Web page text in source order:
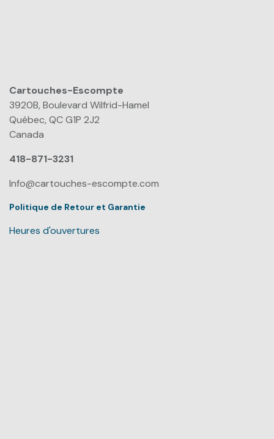
Cartouches-Escompte
3920B, Boulevard Wilfrid-Hamel
Québec, QC G1P 2J2
Canada
418-871-3231
Info@cartouches-escompte.com
Politique de Retour et Garantie
Heures d'ouvertures